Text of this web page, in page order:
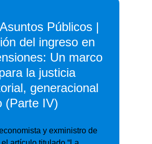
Públicos |
del ingreso en
Un marco
la justicia
generacional
(Parte IV)
y exministro de